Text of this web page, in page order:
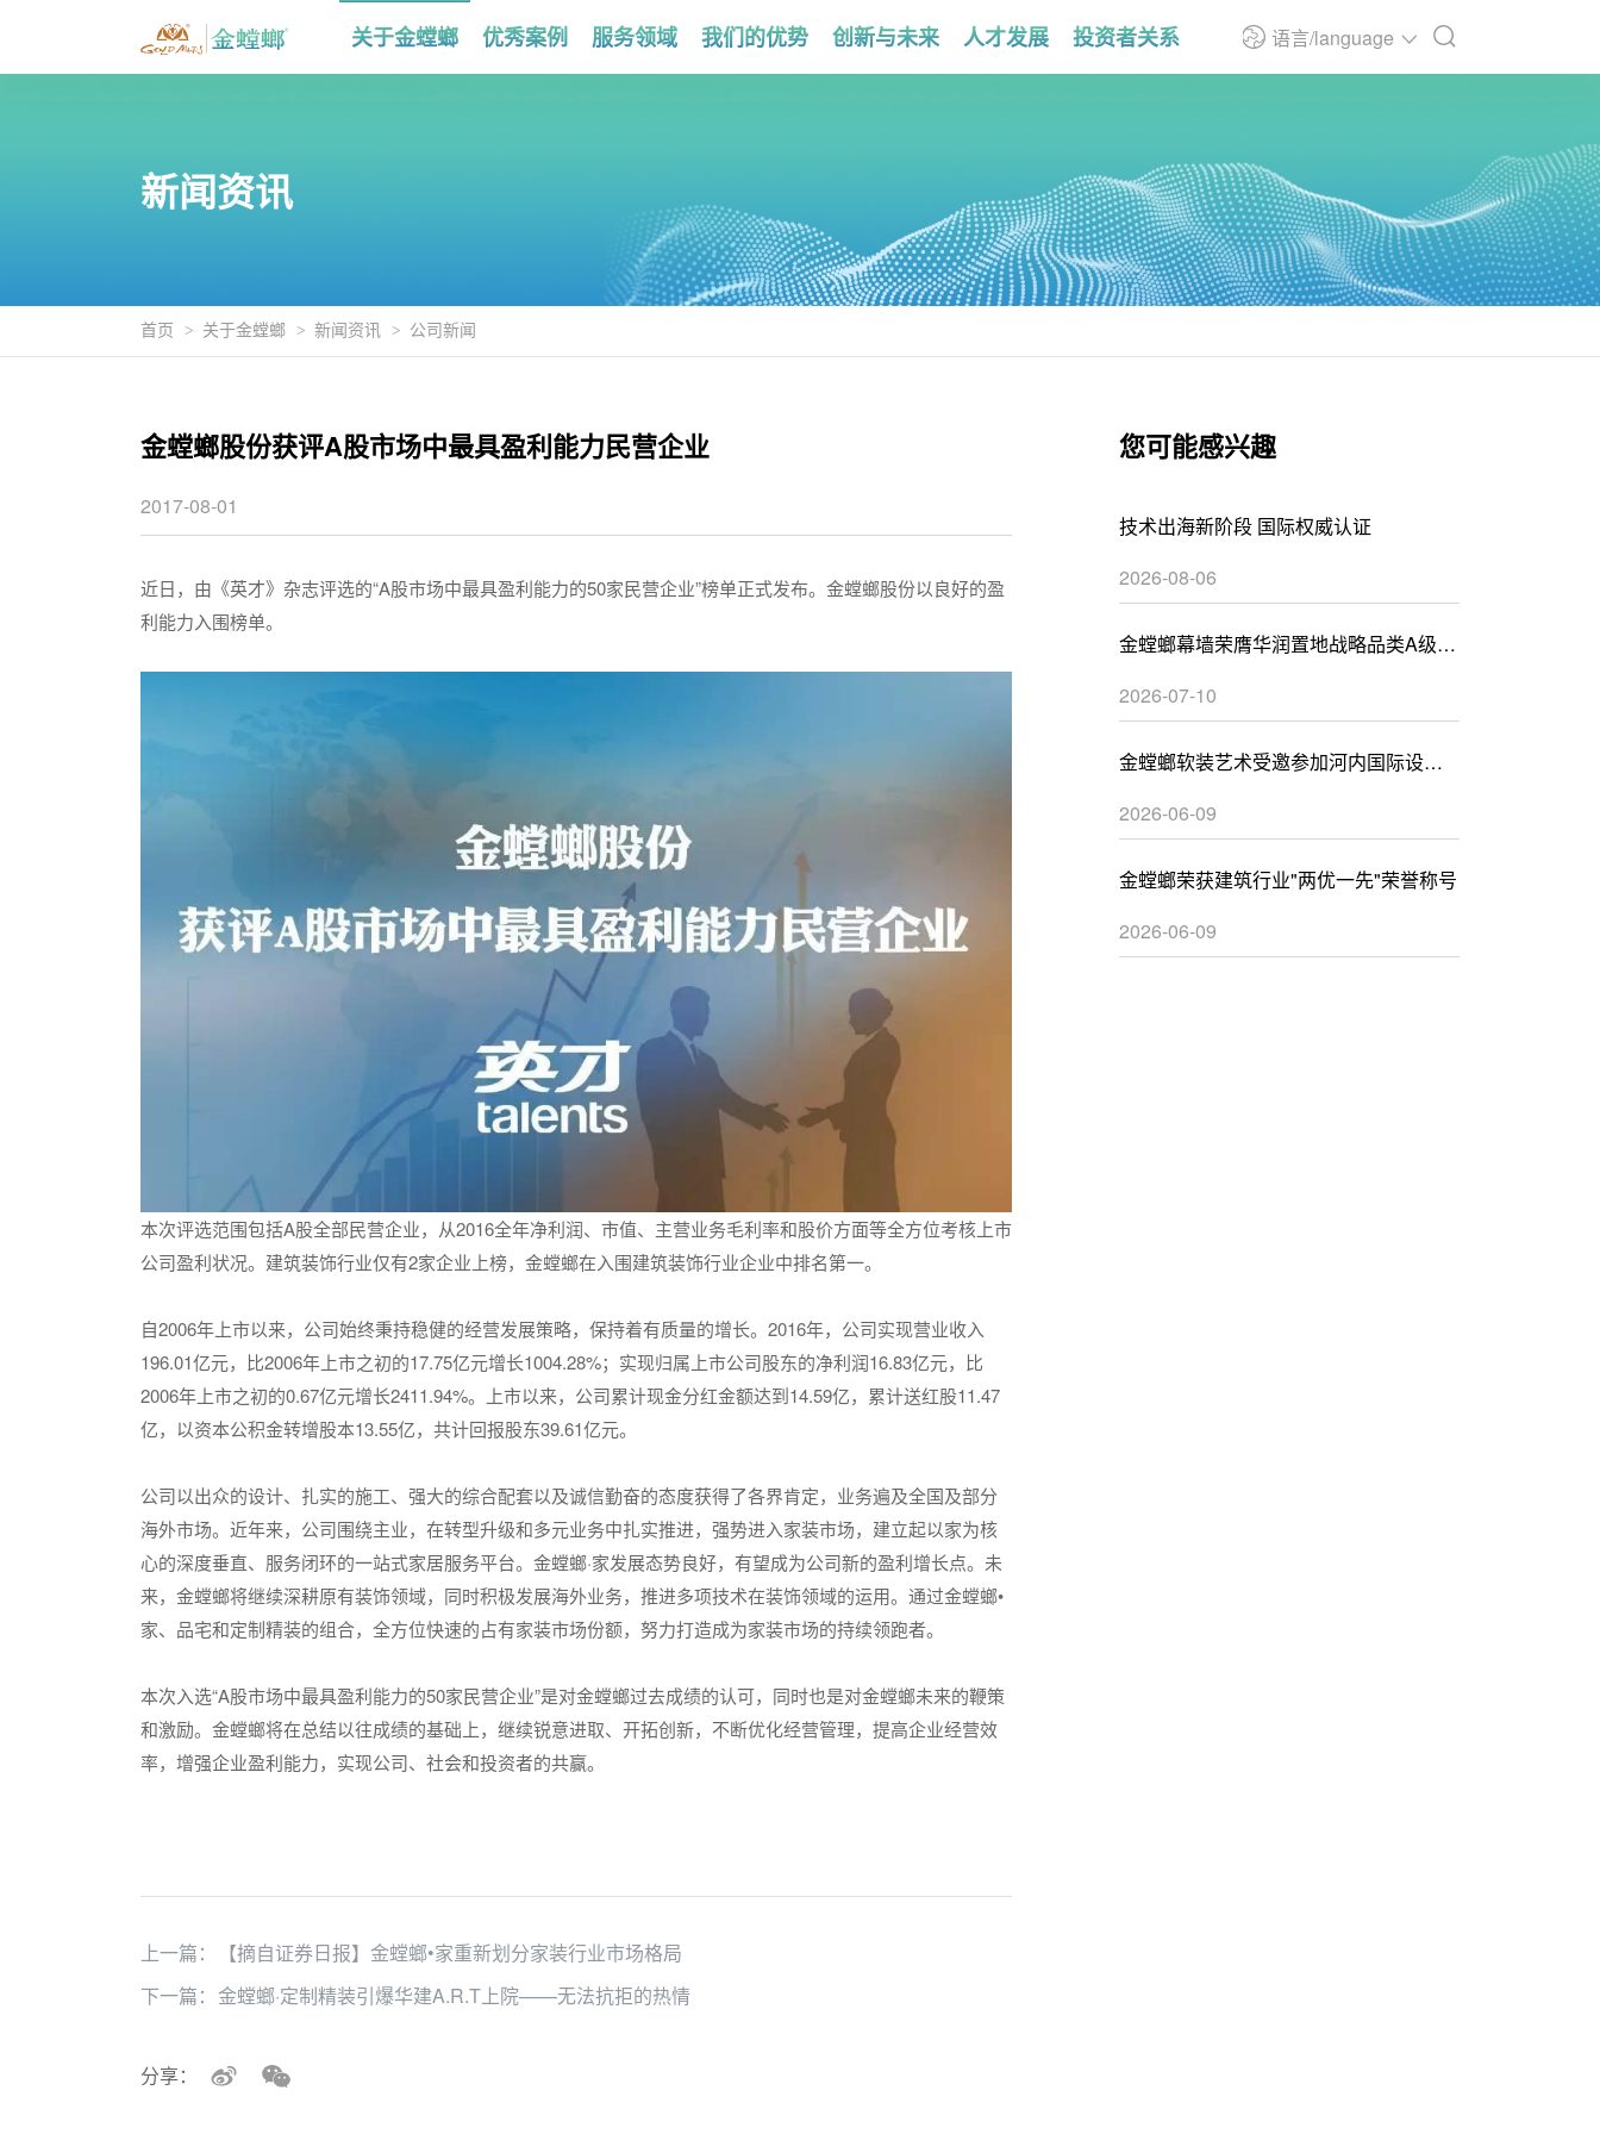
关于金螳螂 优秀案例 服务领域 我们的优势 创新与未来 人才发展 投资者关系 语言/language
新闻资讯
首页 关于金螳螂 新闻资讯 公司新闻
金螳螂股份获评A股市场中最具盈利能力民营企业
2017-08-01
近日，由《英才》杂志评选的“A股市场中最具盈利能力的50家民营企业”榜单正式发布。金螳螂股份以良好的盈
利能力入围榜单。
本次评选范围包括A股全部民营企业，从2016全年净利润、市值、主营业务毛利率和股价方面等全方位考核上市
公司盈利状况。建筑装饰行业仅有2家企业上榜，金螳螂在入围建筑装饰行业企业中排名第一。
自2006年上市以来，公司始终秉持稳健的经营发展策略，保持着有质量的增长。2016年，公司实现营业收入
196.01亿元，比2006年上市之初的17.75亿元增长1004.28%；实现归属上市公司股东的净利润16.83亿元，比
2006年上市之初的0.67亿元增长2411.94%。上市以来，公司累计现金分红金额达到14.59亿，累计送红股11.47
亿，以资本公积金转增股本13.55亿，共计回报股东39.61亿元。
公司以出众的设计、扎实的施工、强大的综合配套以及诚信勤奋的态度获得了各界肯定，业务遍及全国及部分
海外市场。近年来，公司围绕主业，在转型升级和多元业务中扎实推进，强势进入家装市场，建立起以家为核
心的深度垂直、服务闭环的一站式家居服务平台。金螳螂·家发展态势良好，有望成为公司新的盈利增长点。未
来，金螳螂将继续深耕原有装饰领域，同时积极发展海外业务，推进多项技术在装饰领域的运用。通过金螳螂•
家、品宅和定制精装的组合，全方位快速的占有家装市场份额，努力打造成为家装市场的持续领跑者。
本次入选“A股市场中最具盈利能力的50家民营企业”是对金螳螂过去成绩的认可，同时也是对金螳螂未来的鞭策
和激励。金螳螂将在总结以往成绩的基础上，继续锐意进取、开拓创新，不断优化经营管理，提高企业经营效
率，增强企业盈利能力，实现公司、社会和投资者的共赢。
上一篇：
【摘自证券日报】金螳螂•家重新划分家装行业市场格局
下一篇： 金螳螂·定制精装引爆华建A.R.T上院——无法抗拒的热情
分享：
您可能感兴趣
技术出海新阶段 国际权威认证
2026-08-06
金螳螂幕墙荣膺华润置地战略品类A级供
2026-07-10
金螳螂软装艺术受邀参加河内国际设计
2026-06-09
金螳螂荣获建筑行业"两优一先"荣誉称号
2026-06-09